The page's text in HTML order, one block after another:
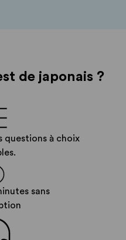
de japonais ?
questions à choix
sans